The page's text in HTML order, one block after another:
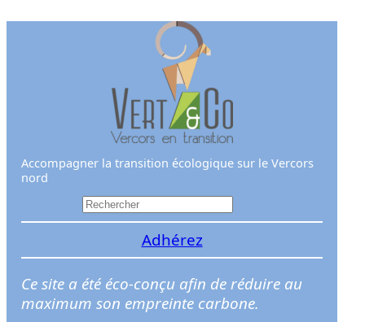
Accompagner la transition écologique sur le Vercors
nord
e
h
e
r
Adhérez
Ce site a été éco-conçu afin de réduire au
maximum son empreinte carbone.